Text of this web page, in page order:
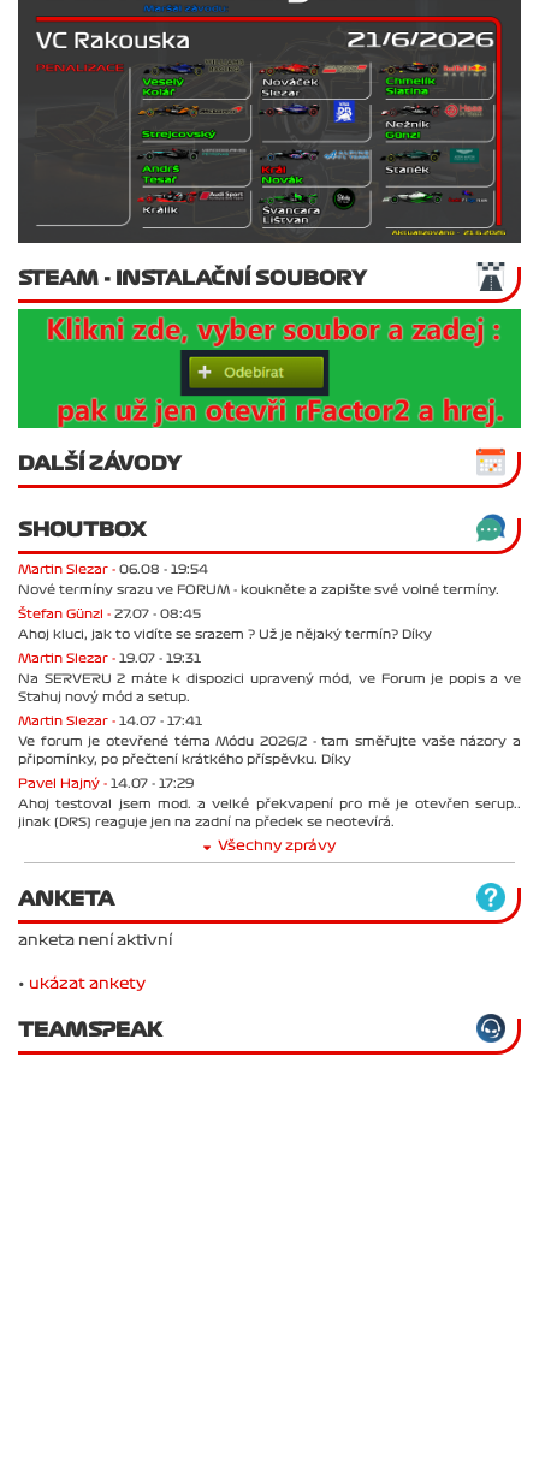
STEAM - INSTALAČNÍ SOUBORY
DALŠÍ ZÁVODY
SHOUTBOX
Martin Slezar - 06.08 - 19:54
Nové termíny srazu ve FORUM - koukněte a zapište své volné termíny.
Štefan Günzl - 27.07 - 08:45
Ahoj kluci, jak to vidíte se srazem ? Už je nějaký termín? Díky
Martin Slezar - 19.07 - 19:31
Na SERVERU 2 máte k dispozici upravený mód, ve Forum je popis a ve
Stahuj nový mód a setup.
Martin Slezar - 14.07 - 17:41
Ve forum je otevřené téma Módu 2026/2 - tam směřujte vaše názory a
připomínky, po přečtení krátkého příspěvku. Díky
Pavel Hajný - 14.07 - 17:29
Ahoj testoval jsem mod. a velké překvapení pro mě je otevřen serup..
jinak (DRS) reaguje jen na zadní na předek se neotevírá.
Všechny zprávy
ANKETA
anketa není aktivní
• ukázat ankety
TEAMSPEAK